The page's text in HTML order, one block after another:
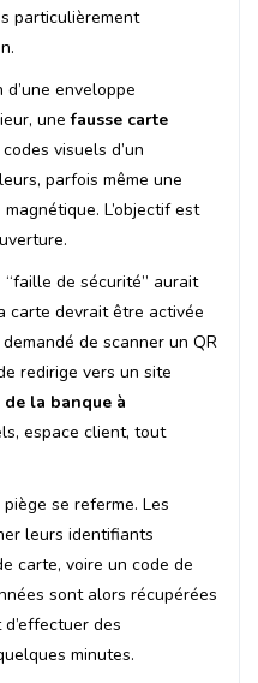
particulièrement
enveloppe
unefausse carte
visuels d’un
parfois même une
L’objectif est
“faille de sécurité” aurait
carte devrait être activée
de scanner un QR
redirige vers un site
la banque à
espace client, tout
se referme. Les
leurs identifiants
carte, voire un code de
sont alors récupérées
des
minutes.